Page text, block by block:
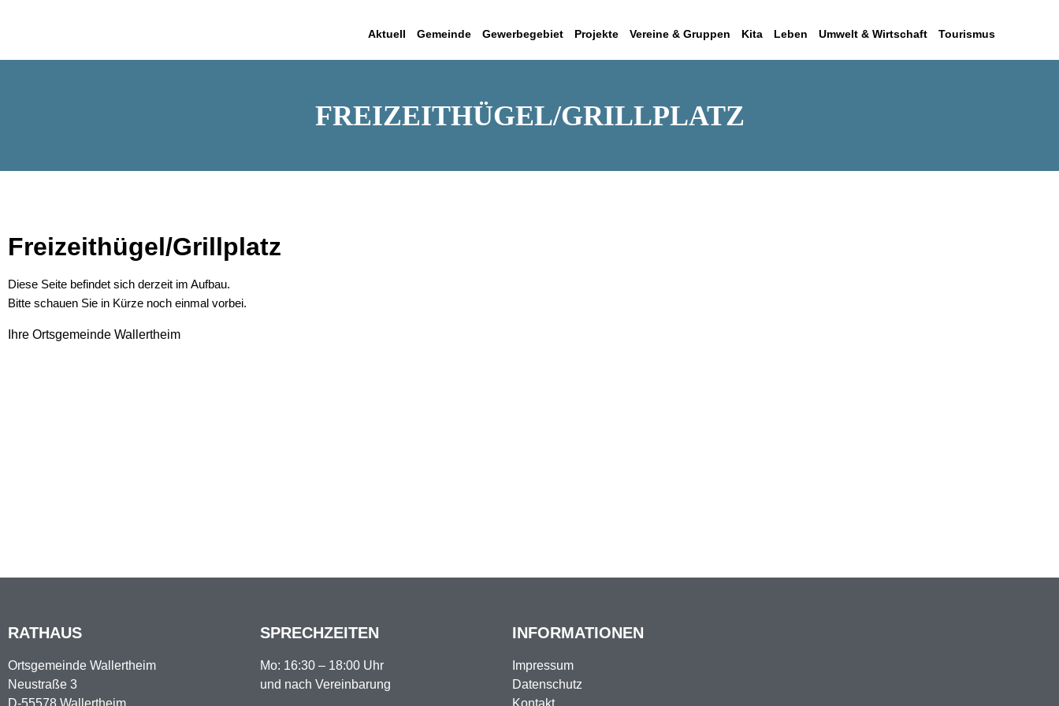
Aktuell Gemeinde Gewerbegebiet Projekte Vereine & Gruppen Kita Leben Umwelt & Wirtschaft Tourismus
FREIZEITHÜGEL/GRILLPLATZ
Freizeithügel/Grillplatz
Diese Seite befindet sich derzeit im Aufbau.
Bitte schauen Sie in Kürze noch einmal vorbei.
Ihre Ortsgemeinde Wallertheim
RATHAUS
Ortsgemeinde Wallertheim
Neustraße 3
D-55578 Wallertheim
SPRECHZEITEN
Mo: 16:30 – 18:00 Uhr
und nach Vereinbarung
INFORMATIONEN
Impressum
Datenschutz
Kontakt